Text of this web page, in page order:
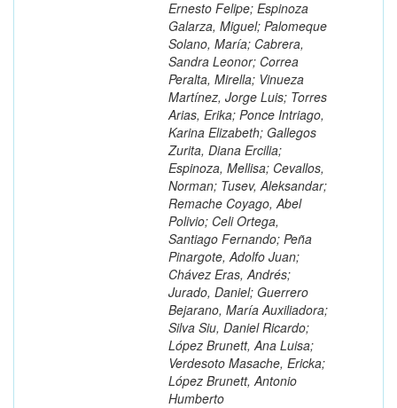
Ernesto Felipe; Espinoza
Galarza, Miguel; Palomeque
Solano, María; Cabrera,
Sandra Leonor; Correa
Peralta, Mirella; Vinueza
Martínez, Jorge Luis; Torres
Arias, Erika; Ponce Intriago,
Karina Elizabeth; Gallegos
Zurita, Diana Ercilia;
Espinoza, Mellisa; Cevallos,
Norman; Tusev, Aleksandar;
Remache Coyago, Abel
Polivio; Celi Ortega,
Santiago Fernando; Peña
Pinargote, Adolfo Juan;
Chávez Eras, Andrés;
Jurado, Daniel; Guerrero
Bejarano, María Auxiliadora;
Silva Siu, Daniel Ricardo;
López Brunett, Ana Luisa;
Verdesoto Masache, Ericka;
López Brunett, Antonio
Humberto